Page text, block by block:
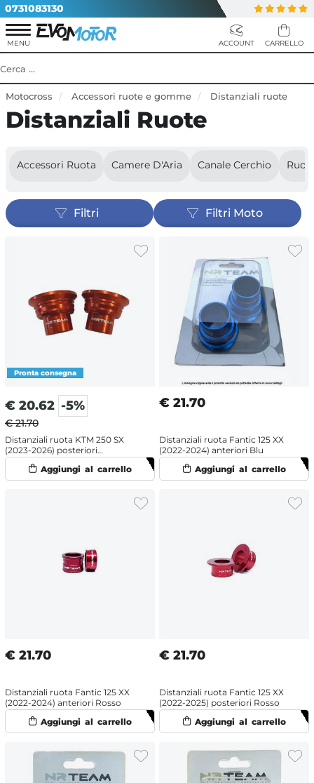
0731083130
Motocross Accessori ruote e gomme Distanziali ruote
Distanziali Ruote
Accessori Ruota Camere D'Aria Canale Cerchio
Filtri Filtri Moto
€ 20.62 -5%
€ 21.70
Distanziali ruota KTM 250 SX
(2023-2026) posteriori
Arancione
€ 21.70
Distanziali ruota Fantic 125 XX
(2022-2024) anteriori Blu
€ 21.70
Distanziali ruota Fantic 125 XX
(2022-2024) anteriori Rosso
€ 21.70
Distanziali ruota Fantic 125 XX
(2022-2025) posteriori Rosso